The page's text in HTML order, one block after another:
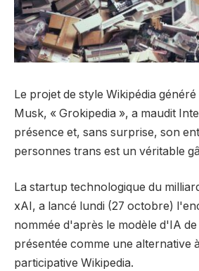
Le projet de style Wikipédia
Musk, « Grokipedia », a maudit
présence et, sans surprise, son
personnes trans est un véritable
La startup technologique du
xAI, a lancé lundi (27 octobre)
nommée d'après le modèle d'IA
présentée comme une alternative
participative Wikipedia.